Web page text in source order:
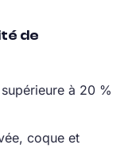
de
à 20 %
coque et